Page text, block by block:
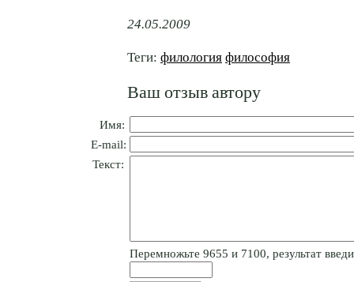
24.05.2009
Теги: филология философия
Ваш отзыв автору
Имя:
E-mail:
Текст:
Пepeмнoжьтe 9655 и 7100, результат